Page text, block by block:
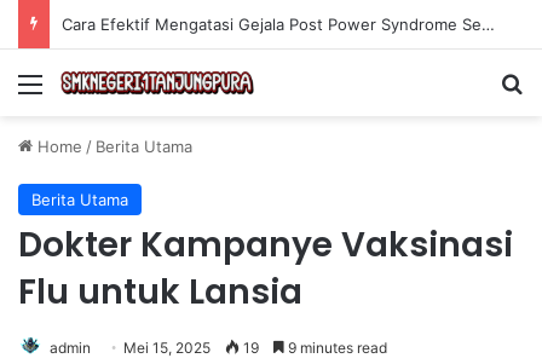
Cara Efektif Mengatasi Gejala Post Power Syndrome Setelah Pensiun Kerja
Menu
Home / Berita Utama
Berita Utama
Dokter Kampanye Vaksinasi
Flu untuk Lansia
admin Mei 15, 2025 19 9 minutes read